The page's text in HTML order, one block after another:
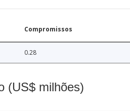
Compromissos
0.28
(US$ milhões)